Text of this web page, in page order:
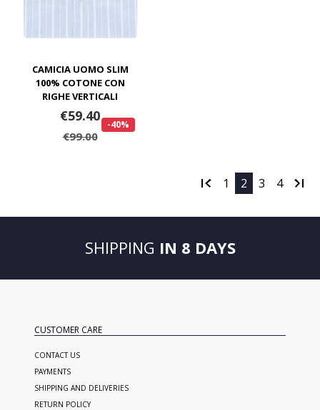
CAMICIA UOMO SLIM
100% COTONE CON
RIGHE VERTICALI
€59.40
€99.00
-40%
1 2 3 4
SHIPPING IN 8 DAYS
CUSTOMER CARE
CONTACT US
PAYMENTS
SHIPPING AND DELIVERIES
RETURN POLICY